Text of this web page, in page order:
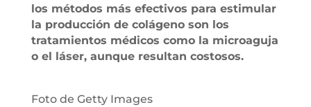
los métodos más efectivos para estimular
la producción de colágeno son los
tratamientos médicos como la microaguja
o el láser, aunque resultan costosos.
Foto de Getty Images